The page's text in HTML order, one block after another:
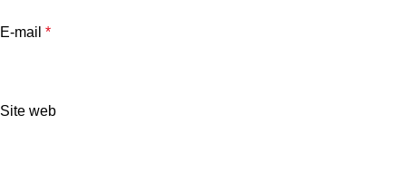
E-mail *
Site web